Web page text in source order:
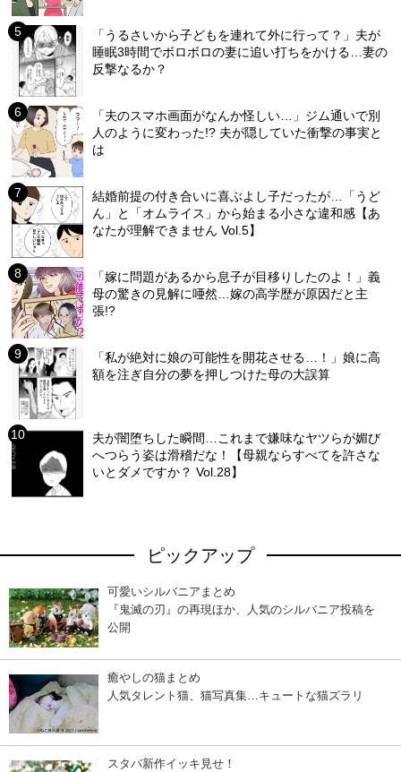
「うるさいから子どもを連れて外に行って？」夫が
睡眠3時間でボロボロの妻に追い打ちをかける…妻の
反撃なるか？
「夫のスマホ画面がなんか怪しい…」ジム通いで別
人のように変わった!? 夫が隠していた衝撃の事実と
は
結婚前提の付き合いに喜ぶよし子だったが…「うど
ん」と「オムライス」から始まる小さな違和感【あ
なたが理解できません Vol.5】
「嫁に問題があるから息子が目移りしたのよ！」義
母の驚きの見解に唖然…嫁の高学歴が原因だと主
張!?
「私が絶対に娘の可能性を開花させる…！」娘に高
額を注ぎ自分の夢を押しつけた母の大誤算
夫が闇堕ちした瞬間…これまで嫌味なヤツらが媚び
へつらう姿は滑稽だな！【母親ならすべてを許さな
いとダメですか？ Vol.28】
ピックアップ
可愛いシルバニアまとめ
『鬼滅の刃』の再現ほか、人気のシルバニア投稿を
公開
癒やしの猫まとめ
人気タレント猫、猫写真集…キュートな猫ズラリ
スタバ新作イッキ見せ！